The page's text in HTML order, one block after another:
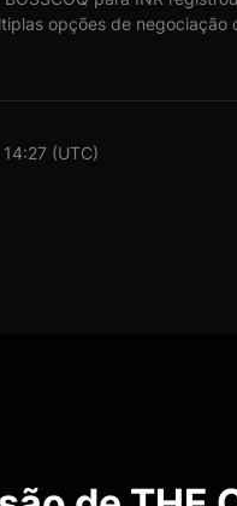
opções de
(UTC)